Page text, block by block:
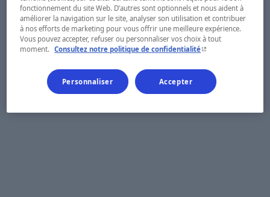
fonctionnement du site Web. D’autres sont optionnels et nous aident à
améliorer la navigation sur le site, analyser son utilisation et contribuer
à nos efforts de marketing pour vous offrir une meilleure expérience.
Vous pouvez accepter, refuser ou personnaliser vos choix à tout
moment. Consultez notre politique de confidentialité- Cet hyperlien
Personnaliser Accepter